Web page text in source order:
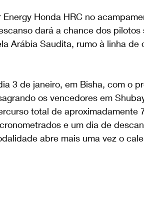
Honda HRC no
dará a chance dos
Arábia Saudita, rumo à linha
3 de janeiro, em Bisha, com o
os vencedores em
total de aproximadamente
e um dia de
abre mais uma vez o